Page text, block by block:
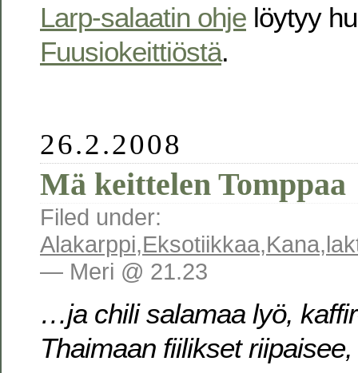
Larp-salaatin ohje löytyy
Fuusiokeittiöstä.
26.2.2008
Mä keittelen Tomppaa
Filed under:
Alakarppi,Eksotiikkaa,Kana,
— Meri @ 21.23
…ja chili salamaa lyö,
Thaimaan fiilikset